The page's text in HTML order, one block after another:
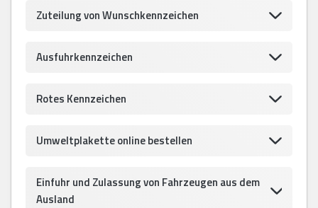
Zuteilung von Wunschkennzeichen
Ausfuhrkennzeichen
Rotes Kennzeichen
Umweltplakette online bestellen
Einfuhr und Zulassung von Fahrzeugen aus dem
Ausland